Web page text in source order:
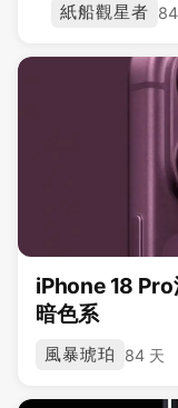
紙船觀星者
iPhone 18 Pro
暗色系
風暴琥珀 84 天